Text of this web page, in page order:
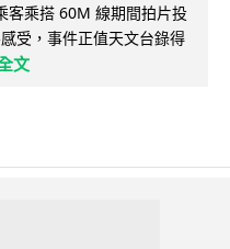
客乘搭 60M 線期間拍片投
受，事件正值天文台錄得
文